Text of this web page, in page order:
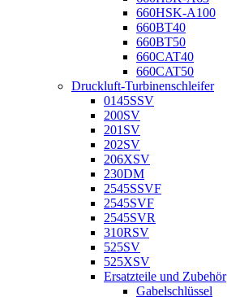
660HSK-A100
660BT40
660BT50
660CAT40
660CAT50
Druckluft-Turbinenschleifer
0145SSV
200SV
201SV
202SV
206XSV
230DM
2545SSVF
2545SVF
2545SVR
310RSV
525SV
525XSV
Ersatzteile und Zubehör
Gabelschlüssel